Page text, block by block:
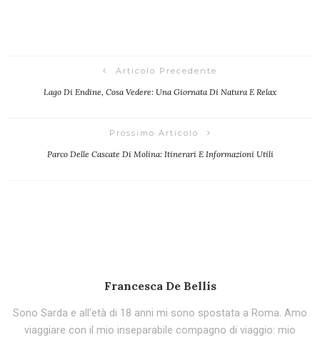
Articolo Precedente
Lago Di Endine, Cosa Vedere: Una Giornata Di Natura E Relax
Prossimo Articolo
Parco Delle Cascate Di Molina: Itinerari E Informazioni Utili
Francesca De Bellis
Sono Sarda e all'età di 18 anni mi sono spostata a Roma. Amo
viaggiare con il mio inseparabile compagno di viaggio: mio